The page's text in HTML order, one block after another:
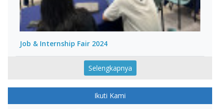
Job & Internship Fair 2024
Selengkapnya
Ikuti Kami